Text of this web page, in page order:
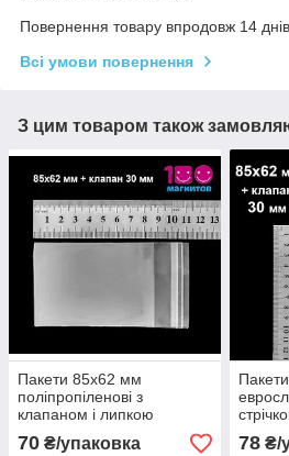
Повернення товару впродовж 14
Всі умови повернення
З цим товаром також
Пакети 85х62 мм
поліпропіленові з
клапаном і липкою
стрічкою. Уп. 100 шт
70 ₴/упаковка 78₴/